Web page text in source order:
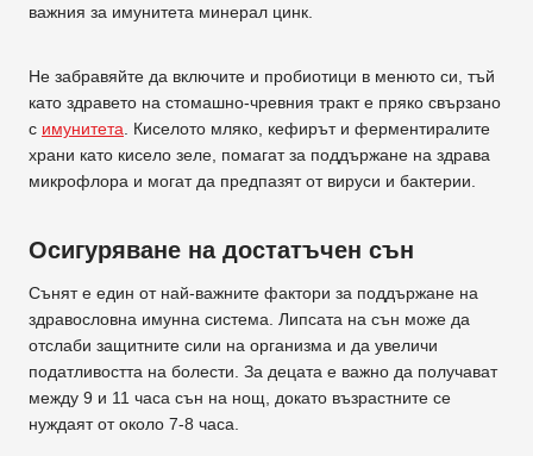
важния за имунитета минерал цинк.
Не забравяйте да включите и пробиотици в менюто си, тъй
като здравето на стомашно-чревния тракт е пряко свързано
с имунитета . Киселото мляко, кефирът и ферментиралите
храни като кисело зеле, помагат за поддържане на здрава
микрофлора и могат да предпазят от вируси и бактерии.
Осигуряване на достатъчен сън
Сънят е един от най-важните фактори за поддържане на
здравословна имунна система. Липсата на сън може да
отслаби защитните сили на организма и да увеличи
податливостта на болести. За децата е важно да получават
между 9 и 11 часа сън на нощ, докато възрастните се
нуждаят от около 7-8 часа.